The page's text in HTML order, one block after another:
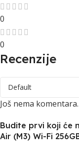
0
0
Recenzije
Još nema komentara.
Budite prvi koji će
Air (M3) Wi-Fi